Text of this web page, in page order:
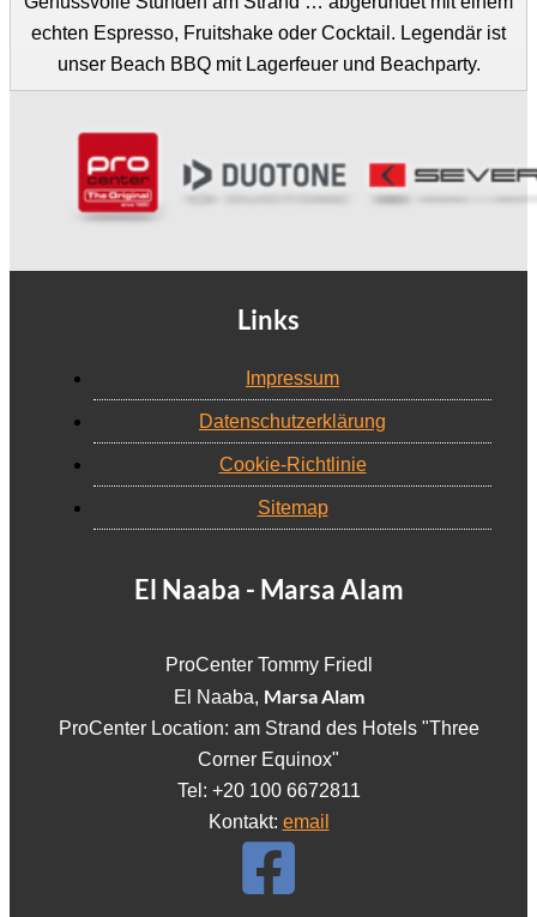
echten Espresso, Fruitshake oder Cocktail. Legendär ist
unser Beach BBQ mit Lagerfeuer und Beachparty.
Links
Impressum
Datenschutzerklärung
Cookie-Richtlinie
Sitemap
El Naaba - Marsa Alam
ProCenter Tommy Friedl
El Naaba, Marsa Alam
ProCenter Location: am Strand des Hotels "Three
Corner Equinox"
Tel: +20 100 6672811
Kontakt: email